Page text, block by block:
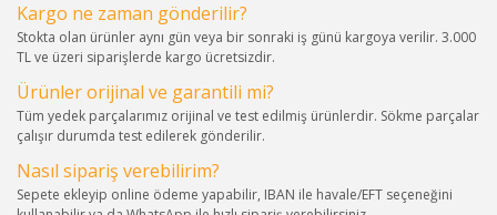
Kargo ne zaman gönderilir?
Stokta olan ürünler aynı gün veya bir sonraki iş günü kargoya verilir. 3.000
TL ve üzeri siparişlerde kargo ücretsizdir.
Ürünler orijinal ve garantili mi?
Tüm yedek parçalarımız orijinal ve test edilmiş ürünlerdir. Sökme parçalar
çalışır durumda test edilerek gönderilir.
Nasıl sipariş verebilirim?
Sepete ekleyip online ödeme yapabilir, IBAN ile havale/EFT seçeneğini